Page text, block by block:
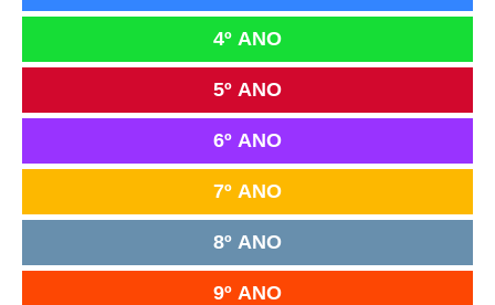
4º ANO
5º ANO
6º ANO
7º ANO
8º ANO
9º ANO